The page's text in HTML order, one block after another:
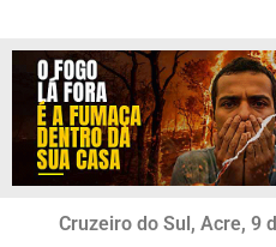
Cruzeiro do Sul, Acre, 9